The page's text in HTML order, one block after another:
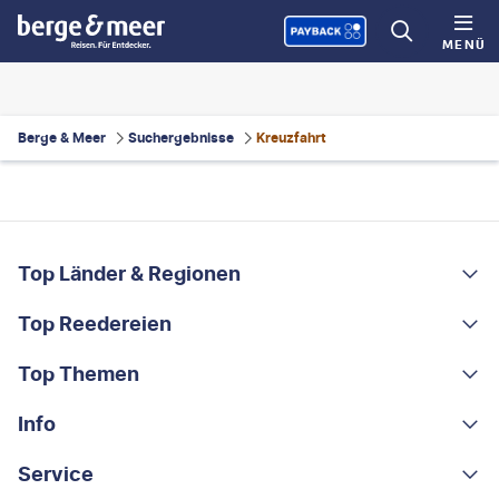
MENÜ
Berge & Meer Suchergebnisse Kreuzfahrt
Footer navigation
Top Länder & Regionen
Portugal
Albanien
Griechenland
Top Reedereien
AIDA
MSC Cruises
Costa Kreuzfahrten
Top Themen
Rundreisen
Kleingruppen-Rundreisen
Info
Über uns
Service